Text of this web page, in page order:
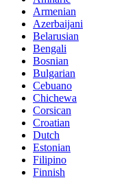
Armenian
Azerbaijani
Belarusian
Bengali
Bosnian
Bulgarian
Cebuano
Chichewa
Corsican
Croatian
Dutch
Estonian
Filipino
Finnish